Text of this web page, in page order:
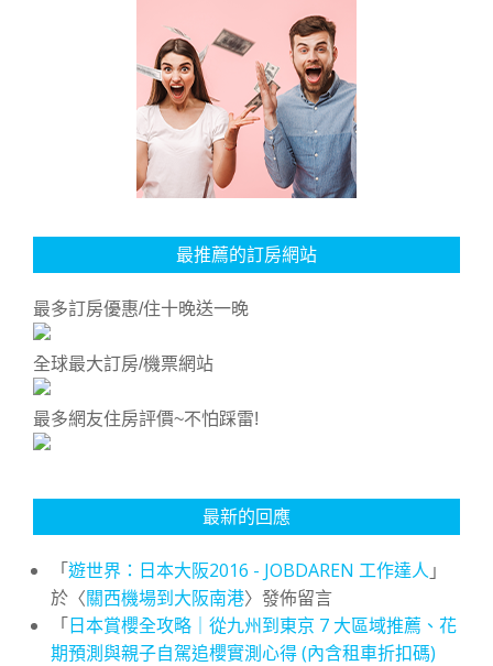
最推薦的訂房網站
最多訂房優惠/住十晚送一晚
全球最大訂房/機票網站
最多網友住房評價~不怕踩雷!
最新的回應
「遊世界：日本大阪2016 - JOBDAREN 工作達人 」
於〈關西機場到大阪南港〉發佈留言
「日本賞櫻全攻略｜從九州到東京 7 大區域推薦、花
期預測與親子自駕追櫻實測心得 (內含租車折扣碼)